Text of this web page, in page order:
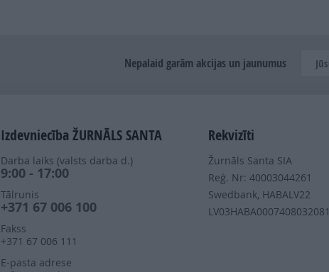
Nepalaid garām akcijas un jaunumus
Izdevniecība ŽURNĀLS SANTA
Darba laiks (valsts darba d.)
9:00 - 17:00
Tālrunis
+371 67 006 100
Fakss
+371 67 006 111
E-pasta adrese
Rekvizīti
Žurnāls Santa SIA
Reģ. Nr: 40003044261
Swedbank, HABALV22
LV03HABA0007408032081